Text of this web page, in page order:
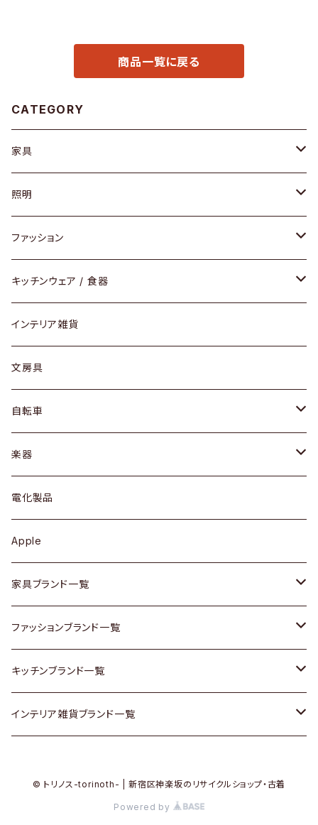
商品一覧に戻る
CATEGORY
家具
ソファ / ベンチ
チェア / スツール
ダイニングセット / ダイニングテーブル
ローテーブル / サイドテーブル
デスク / コンソール
ドレッサー
シェルフ
キュリオケース / 飾り棚
カップボード / 食器棚
チェスト
その他家具
Vintageヴィンテージ / Antiqueアンティーク
Designers / デザイナーズ
照明
ペンダントライト
テーブルランプ / デスクスタンド
フロアライト
ファッション
アクセサリー
リング
ピアス / イヤリング
財布
バッグ
アウター
トップス
ワンピース
ボトムス
靴
スカーフ
腕時計
Vintage / ヴィンテージ
キッチンウェア / 食器
グラス / タンブラー
カップ / マグ
プレート / ボウル
カトラリー
ケトル / ティーポット
鍋 / フライパン
Vintage / ヴィンテージ
銀製品
和物 / 作家物
その他キッチン雑貨
インテリア雑貨
文房具
自転車
dahon
楽器
ギター
ベース
その他楽器
電化製品
Apple
家具ブランド一覧
ACME Furniture / アクメ ファニチャー
ACTUS / アクタス
arflex / アルフレックス
ファッションブランド一覧
agnes b / アニエス ベー
BALLY / バリー
キッチンブランド一覧
ARABIA / アラビア
インテリア雑貨ブランド一覧
© トリノス-torinoth- | 新宿区神楽坂のリサイクルショップ・古着
Powered by